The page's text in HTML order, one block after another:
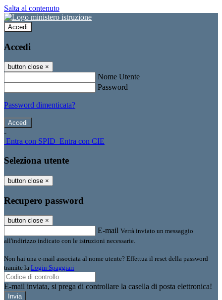
Salta al contenuto
Accedi
Accedi
button close ×
Nome Utente
Password
Password dimenticata?
-
Entra con SPID Entra con CIE
Seleziona utente
button close ×
Recupero password
button close ×
E-mail Verrà inviato un messaggio
all'indirizzo indicato con le istruzioni necessarie.
Non hai una e-mail associata al nome utente? Effettua il reset della password
tramite la Login Spaggiari
E-mail inviata, si prega di controllare la casella di posta elettronica!